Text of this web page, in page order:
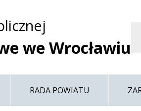
do
menu
do treści
do mapy
serwisu
we Wrocławiu
RADA POWIATU